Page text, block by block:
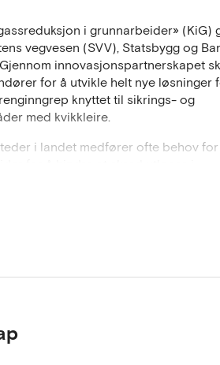
i grunnarbeider» (KiG)
vegvesen (SVV), Statsbygg og
innovasjonspartnerskapet
for å utvikle helt nye løsninger
knyttet til sikrings- og
med kvikkleire.
i landet medfører ofte behov
bebyggelse og infrastruktur.
befinner seg i områder med store